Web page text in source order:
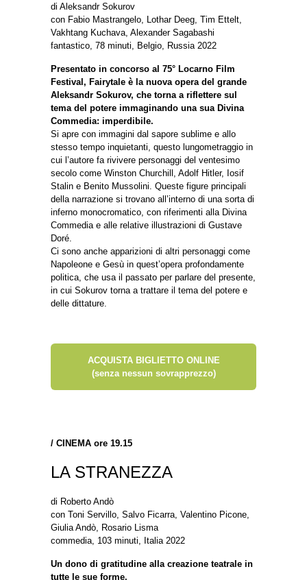
di Aleksandr Sokurov
con Fabio Mastrangelo, Lothar Deeg, Tim Ettelt,
Vakhtang Kuchava, Alexander Sagabashi
fantastico, 78 minuti, Belgio, Russia 2022
Presentato in concorso al 75° Locarno Film
Festival, Fairytale è la nuova opera del grande
Aleksandr Sokurov, che torna a riflettere sul
tema del potere immaginando una sua Divina
Commedia: imperdibile.
Si apre con immagini dal sapore sublime e allo
stesso tempo inquietanti, questo lungometraggio in
cui l’autore fa rivivere personaggi del ventesimo
secolo come Winston Churchill, Adolf Hitler, Iosif
Stalin e Benito Mussolini. Queste figure principali
della narrazione si trovano all’interno di una sorta di
inferno monocromatico, con riferimenti alla Divina
Commedia e alle relative illustrazioni di Gustave
Doré.
Ci sono anche apparizioni di altri personaggi come
Napoleone e Gesù in quest’opera profondamente
politica, che usa il passato per parlare del presente,
in cui Sokurov torna a trattare il tema del potere e
delle dittature.
ACQUISTA BIGLIETTO ONLINE
(senza nessun sovrapprezzo)
/ CINEMA ore 19.15
LA STRANEZZA
di Roberto Andò
con Toni Servillo, Salvo Ficarra, Valentino Picone,
Giulia Andò, Rosario Lisma
commedia, 103 minuti, Italia 2022
Un dono di gratitudine alla creazione teatrale in
tutte le sue forme.